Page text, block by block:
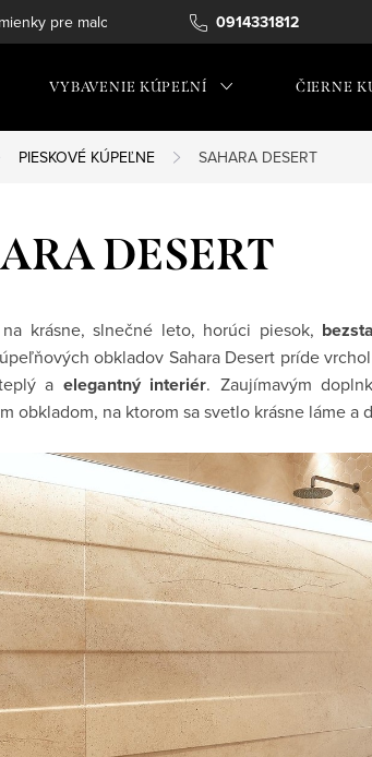
0914331812
pre maloobchod
VYBAVENIE KÚPEĽNÍ ČIERNE
PIESKOVÉ KÚPEĽNE SAHARA DESERT
DESERT
krásne, slnečné leto, horúci piesok,
obkladov Sahara Desert príde
a elegantný interiér. Zaujímavým
obkladom, na ktorom sa svetlo krásne láme a